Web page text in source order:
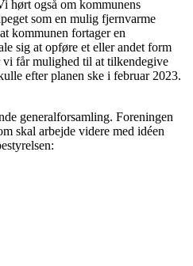
hørt også om kommunens
som en mulig fjernvarme
kommunen fortager en
sig at opføre et eller andet form
får mulighed til at tilkendegive
efter planen ske i februar 2023.
generalforsamling. Foreningen
skal arbejde videre med idéen